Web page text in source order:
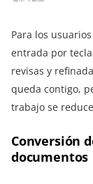
Para los
entrada por
revisas y
queda contigo,
trabajo se
Conversión
documentos